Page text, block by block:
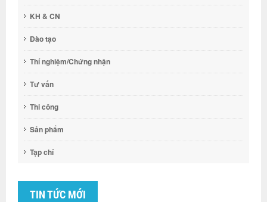
KH & CN
Đào tạo
Thí nghiệm/Chứng nhận
Tư vấn
Thi công
Sản phẩm
Tạp chí
TIN TỨC MỚI